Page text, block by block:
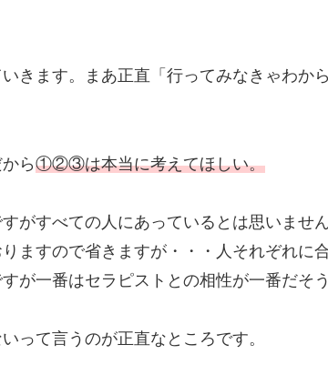
きます。まあ正直「行ってみなきゃわか
ら①②③は本当に考えてほしい。
がすべての人にあっているとは思いませ
ますので省きますが・・・人それぞれに
が一番はセラピストとの相性が一番だそ
って言うのが正直なところです。